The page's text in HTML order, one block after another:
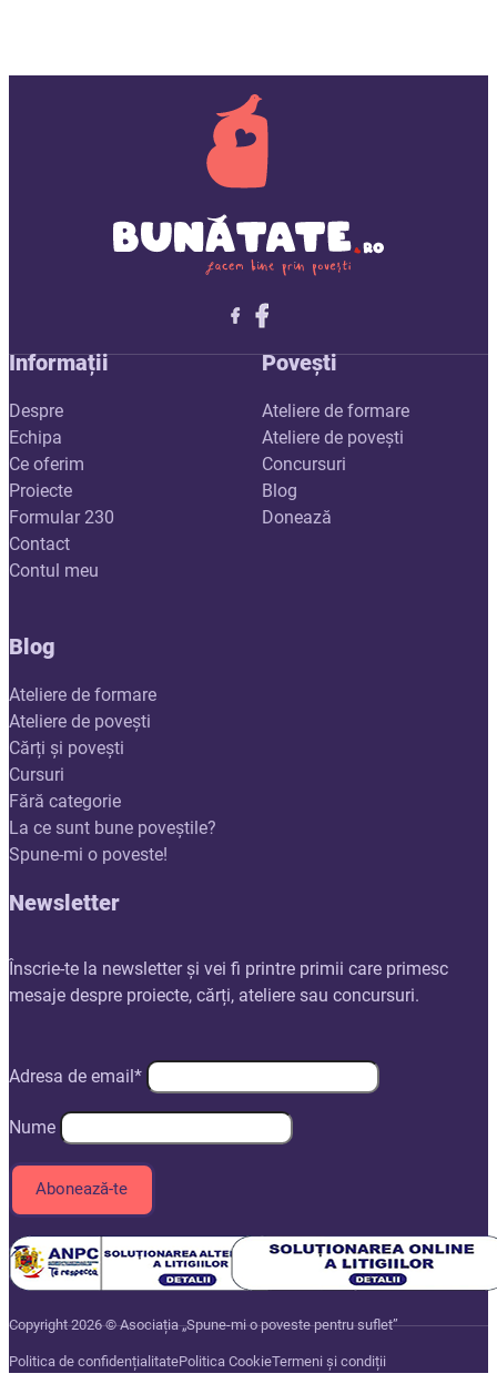
Follow me on X
Follow me on LinkedIn
Follow me on X
Informații
Despre
Echipa
Ce oferim
Proiecte
Formular 230
Contact
Contul meu
Povești
Ateliere de formare
Ateliere de povești
Concursuri
Blog
Donează
Blog
Ateliere de formare
Ateliere de povești
Cărți și povești
Cursuri
Fără categorie
La ce sunt bune poveștile?
Spune-mi o poveste!
Newsletter
Înscrie-te la newsletter și vei fi printre primii care primesc
mesaje despre proiecte, cărți, ateliere sau concursuri.
Adresa de email*
Nume
Copyright 2026 © Asociația „Spune-mi o poveste pentru suflet”
Politica de confidențialitatePolitica CookieTermeni și condiții